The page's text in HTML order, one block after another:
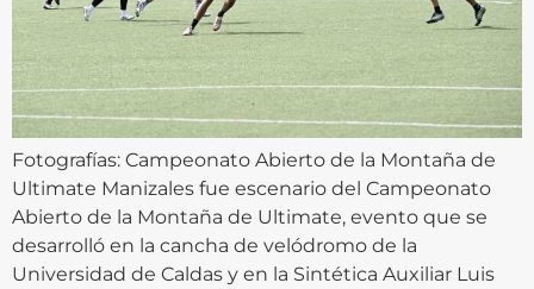
Fotografías: Campeonato Abierto de la Montaña de
Ultimate Manizales fue escenario del Campeonato
Abierto de la Montaña de Ultimate, evento que se
desarrolló en la cancha de velódromo de la
Universidad de Caldas y en la Sintética Auxiliar Luis